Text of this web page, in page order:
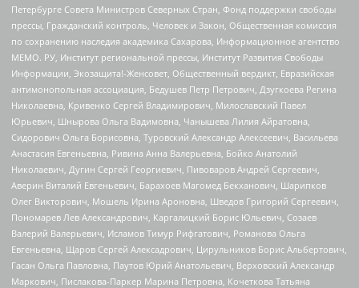
Петербурге Совета Министров Северных Стран, Фонд поддержки свободы
прессы, Гражданский контроль, Человек и Закон, Общественная комиссия
по сохранению наследия академика Сахарова, Информационное агентство
МЕМО. РУ, Институт региональной прессы, Институт Развития Свободы
Информации, Экозащита!-Женсовет, Общественный вердикт, Евразийская
антимонопольная ассоциация, Бедушев Петр Петрович, Дзугкоева Регина
Николаевна, Кривенко Сергей Владимирович, Милославский Павел
Юрьевич, Шнырова Ольга Вадимовна, Чанышева Лилия Айратовна,
Сидорович Ольга Борисовна, Туровский Александр Алексеевич, Васильева
Анастасия Евгеньевна, Ривина Анна Валерьевна, Бойко Анатолий
Николаевич, Дугин Сергей Георгиевич, Пивоваров Андрей Сергеевич,
Аверин Виталий Евгеньевич, Барахоев Магомед Бекханович, Шарипков
Олег Викторович, Мошель Ирина Ароновна, Шведов Григорий Сергеевич,
Пономарев Лев Александрович, Каргалицкий Борис Юльевич, Созаев
Валерий Валерьевич, Исламов Тимур Рифгатович, Романова Ольга
Евгеньевна, Щаров Сергей Алексадрович, Цирульников Борис Альбертович,
Гасан Ольга Павловна, Паутов Юрий Анатольевич, Верховский Александр
Маркович, Пислакова-Паркер Марина Петровна, Кочеткова Татьяна